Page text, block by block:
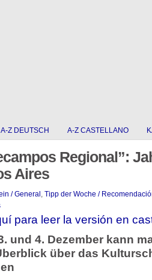
A-Z DEUTSCH A-Z CASTELLANO
Regional”:
Aires
/ General , Tipp der Woche /
para leer la versión en
und 4. Dezember kann
über das